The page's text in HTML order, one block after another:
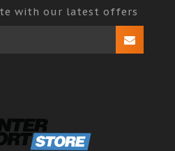
with our latest offers